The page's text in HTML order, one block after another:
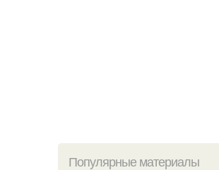
Популярные материалы